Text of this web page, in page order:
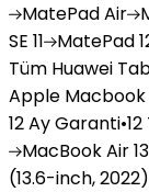
MatePadAir
SE 11
MatePad
Tüm Huawei
Apple Macbook
12 Ay Garanti•
MacBookAir
(13.6-inch, 2022)